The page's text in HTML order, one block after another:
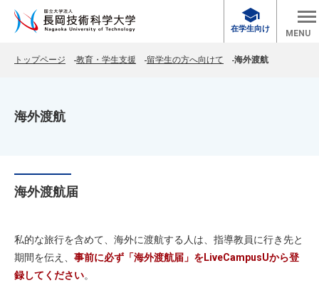
school
在学生向け MENU
トップページ 教育・学生支援 留学生の方へ向けて 海外渡航
海外渡航
海外渡航届
私的な旅行を含めて、海外に渡航する人は、指導教員に行き先と
期間を伝え、 事前に必ず「海外渡航届」をLiveCampusUから登
録してください。